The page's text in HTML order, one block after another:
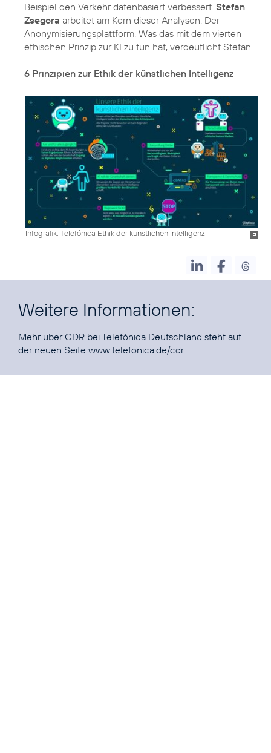
Beispiel den Verkehr datenbasiert verbessert. Stefan
Zsegora arbeitet am Kern dieser Analysen: Der
Anonymisierungsplattform. Was das mit dem vierten
ethischen Prinzip zur KI zu tun hat, verdeutlicht Stefan.
6 Prinzipien zur Ethik der künstlichen Intelligenz
Infografik: Telefónica Ethik der künstlichen Intelligenz
Weitere Informationen:
Mehr über CDR bei Telefónica Deutschland steht auf
der neuen Seite www.telefonica.de/cdr